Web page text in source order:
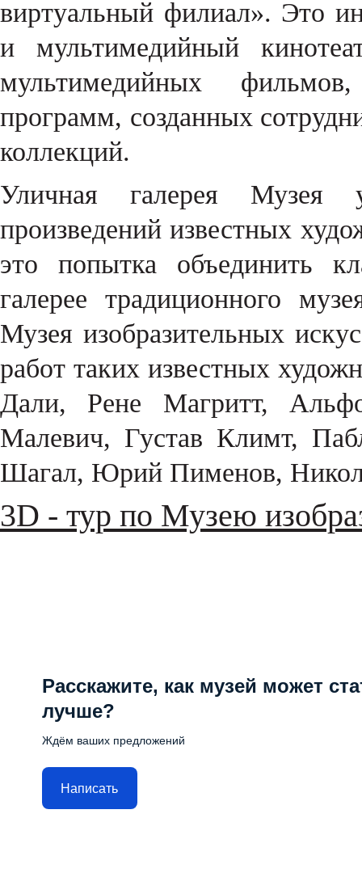
виртуальный филиал». Это
и мультимедийный
мультимедийных
программ, созданных
коллекций.
Уличная галерея Музея
произведений известных
это попытка объединить
галерее традиционного
Музея изобразительных
работ таких известных
Дали, Рене Магритт,
Малевич, Густав Климт,
Шагал, Юрий Пименов,
3D - тур по Музею
Расскажите, как музей может
лучше?
Ждём ваших предложений
Написать